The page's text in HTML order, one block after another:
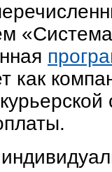
как